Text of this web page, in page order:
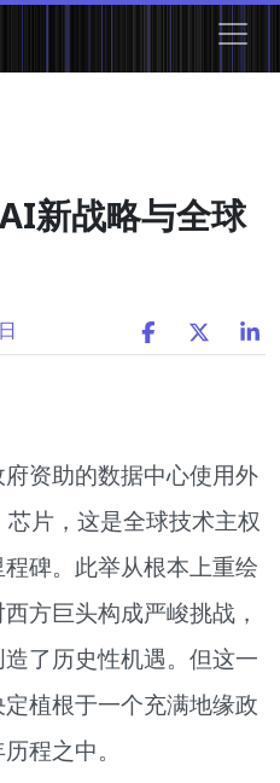
新战略与全球
资助的数据中心使用外
片，这是全球技术主权
碑。此举从根本上重绘
方巨头构成严峻挑战，
了历史性机遇。但这一
植根于一个充满地缘政
程之中。